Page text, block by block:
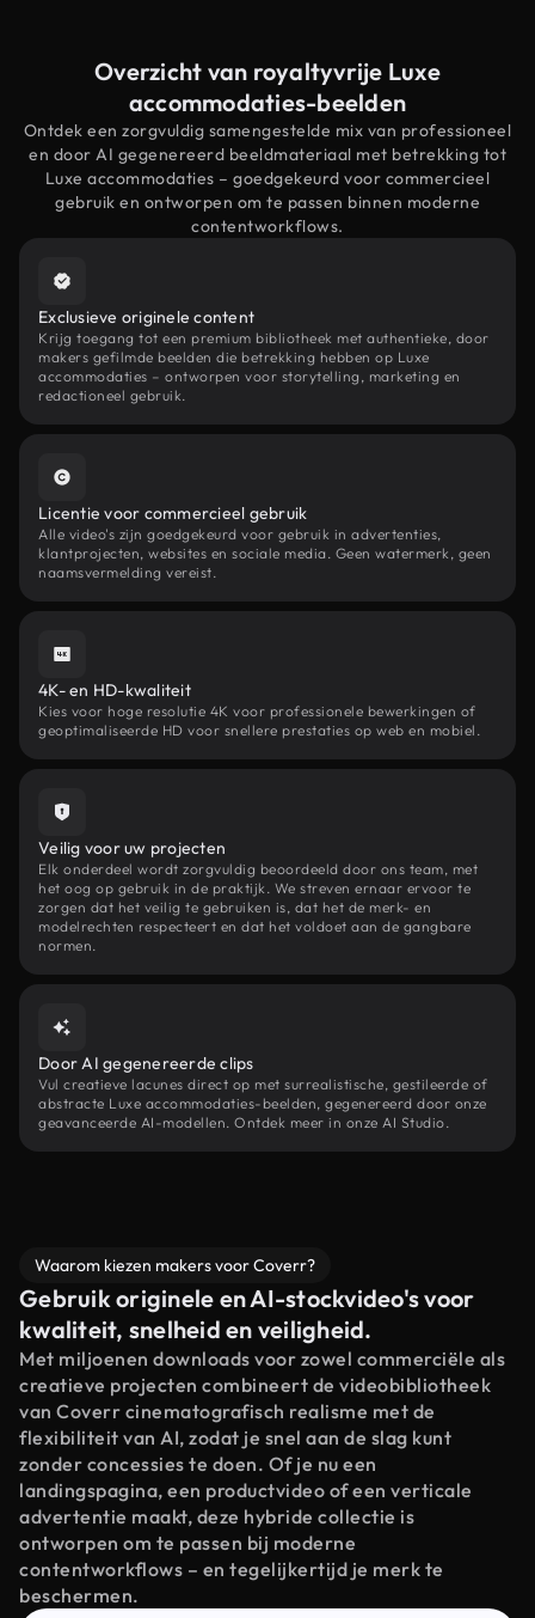
Overzicht van royaltyvrije Luxe
accommodaties-beelden
Ontdek een zorgvuldig samengestelde mix van professioneel
en door AI gegenereerd beeldmateriaal met betrekking tot
Luxe accommodaties – goedgekeurd voor commercieel
gebruik en ontworpen om te passen binnen moderne
contentworkflows.
Exclusieve originele content
Krijg toegang tot een premium bibliotheek met authentieke, door
makers gefilmde beelden die betrekking hebben op Luxe
accommodaties – ontworpen voor storytelling, marketing en
redactioneel gebruik.
Licentie voor commercieel gebruik
Alle video's zijn goedgekeurd voor gebruik in advertenties,
klantprojecten, websites en sociale media. Geen watermerk, geen
naamsvermelding vereist.
4K- en HD-kwaliteit
Kies voor hoge resolutie 4K voor professionele bewerkingen of
geoptimaliseerde HD voor snellere prestaties op web en mobiel.
Veilig voor uw projecten
Elk onderdeel wordt zorgvuldig beoordeeld door ons team, met
het oog op gebruik in de praktijk. We streven ernaar ervoor te
zorgen dat het veilig te gebruiken is, dat het de merk- en
modelrechten respecteert en dat het voldoet aan de gangbare
normen.
Door AI gegenereerde clips
Vul creatieve lacunes direct op met surrealistische, gestileerde of
abstracte Luxe accommodaties-beelden, gegenereerd door onze
geavanceerde AI-modellen. Ontdek meer in onze AI Studio.
Waarom kiezen makers voor Coverr?
Gebruik originele en AI-stockvideo's voor
kwaliteit, snelheid en veiligheid.
Met miljoenen downloads voor zowel commerciële als
creatieve projecten combineert de videobibliotheek
van Coverr cinematografisch realisme met de
flexibiliteit van AI, zodat je snel aan de slag kunt
zonder concessies te doen. Of je nu een
landingspagina, een productvideo of een verticale
advertentie maakt, deze hybride collectie is
ontworpen om te passen bij moderne
contentworkflows – en tegelijkertijd je merk te
beschermen.